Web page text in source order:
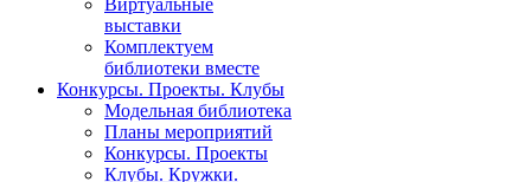
Виртуальные
выставки
Комплектуем
библиотеки вместе
Конкурсы. Проекты. Клубы
Модельная библиотека
Планы мероприятий
Конкурсы. Проекты
Клубы. Кружки.